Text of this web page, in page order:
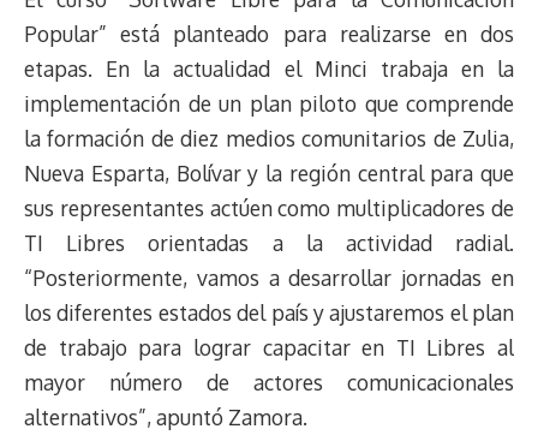
Popular” está planteado para realizarse en dos
etapas. En la actualidad el Minci trabaja en la
implementación de un plan piloto que comprende
la formación de diez medios comunitarios de Zulia,
Nueva Esparta, Bolívar y la región central para que
sus representantes actúen como multiplicadores de
TI Libres orientadas a la actividad radial.
“Posteriormente, vamos a desarrollar jornadas en
los diferentes estados del país y ajustaremos el plan
de trabajo para lograr capacitar en TI Libres al
mayor número de actores comunicacionales
alternativos”, apuntó Zamora.